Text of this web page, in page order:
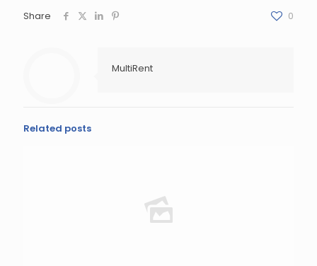
Share 0
MultiRent
Related posts